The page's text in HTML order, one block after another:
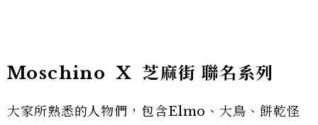
Moschino X 芝麻街 聯名系列
大家所熟悉的人物們，包含Elmo、大鳥、餅乾怪